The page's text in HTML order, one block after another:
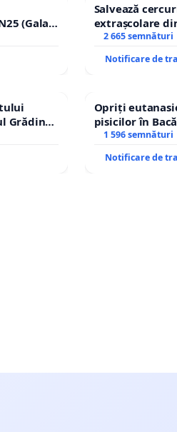
(Galați
Salvează
extrașcolare
copiilor
2 665 semnături
Notificare de
Grădina
Opriți
pisicilor în
1 596 semnături
Notificare de